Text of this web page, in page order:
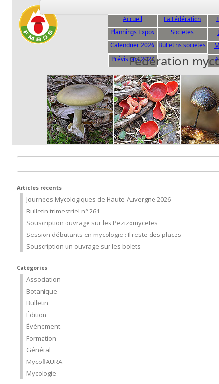
Accueil La Fédération
Plannings Expos Societes
Calendrier 2026
Prévisions 2027
Bulletins sociétés
Fédération
Articles récents
Journées Mycologiques de Haute-Auvergne 2026
Bulletin trimestriel n° 261
Souscription ouvrage sur les Pezizomycetes
Session débutants en mycologie : Il reste des places
Souscription un ouvrage sur les bolets
Catégories
Association
Botanique
Bulletin
Édition
Événement
Formation
Général
MycoflAURA
Mycologie